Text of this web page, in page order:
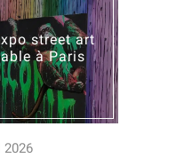
street art
à Paris
2026